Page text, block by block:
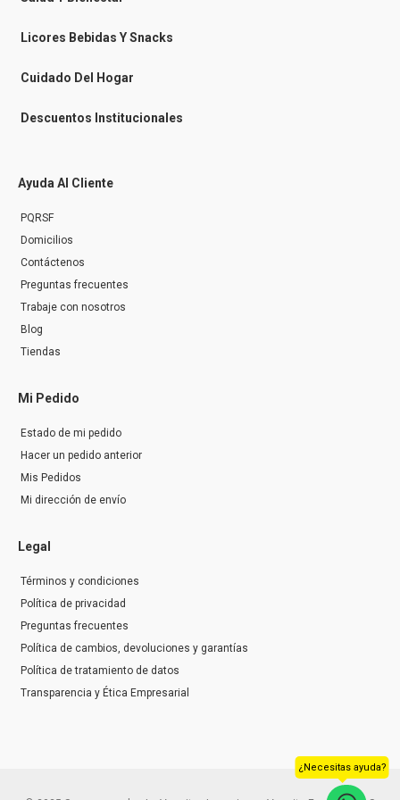
s
n
g
r
Licores Bebidas Y Snacks
Cuidado Del Hogar
Descuentos Institucionales
Ayuda Al Cliente
PQRSF
Domicilios
Contáctenos
Preguntas frecuentes
Trabaje con nosotros
Blog
Tiendas
Mi Pedido
Estado de mi pedido
Hacer un pedido anterior
Mis Pedidos
Mi dirección de envío
Legal
Términos y condiciones
Política de privacidad
Preguntas frecuentes
Política de cambios, devoluciones y garantías
Política de tratamiento de datos
Transparencia y Ética Empresarial
¿Necesitas ayuda?